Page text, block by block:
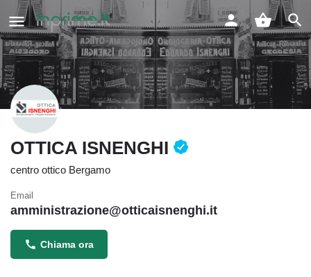
OTTICA ISNENGHI
centro ottico Bergamo
Email
amministrazione@otticaisnenghi.it
Chiama ora